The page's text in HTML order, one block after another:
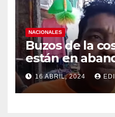
NACIONALES
Buzos de la
están en
16 ABRIL, 2024